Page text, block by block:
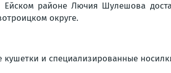
районе Лючия Шулешова
округе.
и специализированные